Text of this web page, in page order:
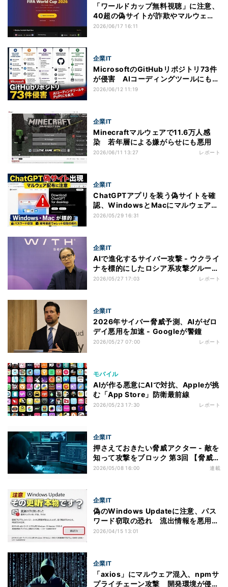
「ワールドカップ無料視聴」に注意、
40超の偽サイトが詐欺やマルウェア
に誘導
2026/06/17 16:11
企業IT
MicrosoftのGitHubリポジトリ73件
が侵害 AIコーディングツールにも拡
大
2026/06/12 11:19
企業IT
Minecraftマルウェアで11.6万人感
染 若年層による嫌がらせにも悪用
2026/06/11 13:27 レポート
企業IT
ChatGPTアプリを装う偽サイトを確
認、WindowsとMacにマルウェア配
布
2026/05/29 16:31
企業IT
AIで進化するサイバー攻撃 - ウクライ
ナを標的にしたロシア系攻撃グループ
「GREYVIBE」の実態
2026/05/27 17:03 レポート
企業IT
2026年サイバー脅威予測、AIがゼロ
デイ悪用を加速 - Googleが警鐘
2026/05/27 07:00 レポート
モバイル
AIが作る悪意にAIで対抗、Appleが挑
む「App Store」防衛最前線
2026/05/23 17:30 レポート
企業IT
押さえておきたい脅威アクター - 敵を
知って攻撃をブロック 第3回 【脅威ア
クター解説】RedLine Stealerとは？
2026/05/08 16:00 連載
企業IT
偽のWindows Updateに注意、パス
ワード窃取の恐れ 流出情報を悪用し
た巧妙な手口とは
2026/04/15 13:01
企業IT
「axios」にマルウェア混入、npmサ
プライチェーン攻撃 開発環境が侵害